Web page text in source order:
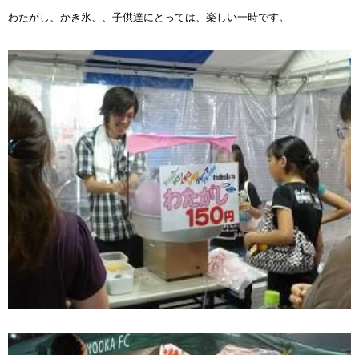
わたがし、かき氷、、子供達にとっては、楽しい一時です。